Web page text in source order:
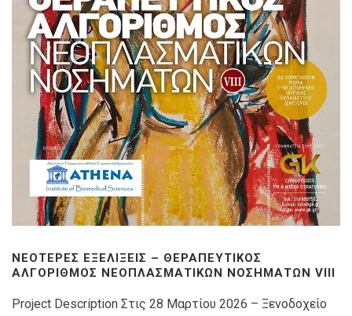
ΝΕΌΤΕΡΕΣ ΕΞΕΛΊΞΕΙΣ – ΘΕΡΑΠΕΥΤΙΚΌΣ
ΑΛΓΌΡΙΘΜΟΣ ΝΕΟΠΛΑΣΜΑΤΙΚΏΝ ΝΟΣΗΜΆΤΩΝ VIIΙ
Project Description Στις 28 Μαρτίου 2026 – Ξενοδοχείο